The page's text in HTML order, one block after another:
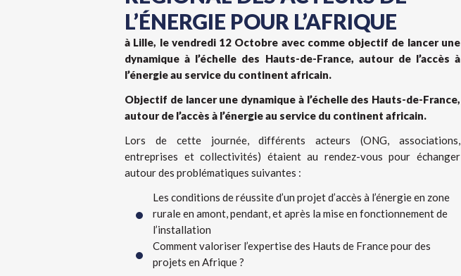
L’ÉNERGIE POUR L’AFRIQUE
à Lille, le vendredi 12 Octobre avec comme objectif de lancer une
dynamique à l’échelle des Hauts-de-France, autour de l’accès à
l’énergie au service du continent africain.
Objectif de lancer une dynamique à l’échelle des Hauts-de-France,
autour de l’accès à l’énergie au service du continent africain.
Lors de cette journée, différents acteurs (ONG, associations,
entreprises et collectivités) étaient au rendez-vous pour échanger
autour des problématiques suivantes :
Les conditions de réussite d’un projet d’accès à l’énergie en zone
rurale en amont, pendant, et après la mise en fonctionnement de
l’installation
Comment valoriser l’expertise des Hauts de France pour des
projets en Afrique ?